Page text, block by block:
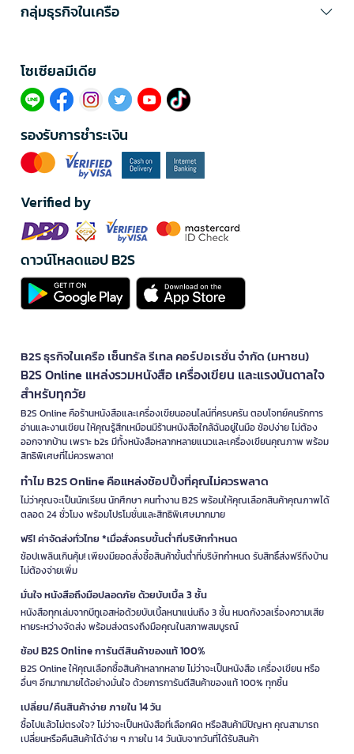
กลุ่มธุรกิจในเครือ
โซเซียลมีเดีย​
รองรับการชำระเงิน
Verified by
ดาวน์โหลดแอป B2S
B2S ธุรกิจในเครือ เซ็นทรัล รีเทล คอร์ปอเรชั่น จำกัด (มหาชน)
B2S Online แหล่งรวมหนังสือ เครื่องเขียน และแรงบันดาลใจ
สำหรับทุกวัย
B2S Online คือร้านหนังสือและเครื่องเขียนออนไลน์ที่ครบครัน ตอบโจทย์คนรักการ
อ่านและงานเขียน ให้คุณรู้สึกเหมือนมีร้านหนังสือใกล้ฉันอยู่ในมือ ช้อปง่าย ไม่ต้อง
ออกจากบ้าน เพราะ b2s มีทั้งหนังสือหลากหลายแนวและเครื่องเขียนคุณภาพ พร้อม
สิทธิพิเศษที่ไม่ควรพลาด!
ทำไม B2S Online คือแหล่งช้อปปิ้งที่คุณไม่ควรพลาด
ไม่ว่าคุณจะเป็นนักเรียน นักศึกษา คนทำงาน B2S พร้อมให้คุณเลือกสินค้าคุณภาพได้
ตลอด 24 ชั่วโมง พร้อมโปรโมชั่นและสิทธิพิเศษมากมาย
ฟรี! ค่าจัดส่งทั่วไทย *เมื่อสั่งครบขั้นต่ำที่บริษัทกำหนด
ช้อปเพลินเกินคุ้ม! เพียงมียอดสั่งซื้อสินค้าขั้นต่ำที่บริษัทกำหนด รับสิทธิ์ส่งฟรีถึงบ้าน
ไม่ต้องจ่ายเพิ่ม
มั่นใจ หนังสือถึงมือปลอดภัย ด้วยบับเบิ้ล 3 ชั้น
หนังสือทุกเล่มจากบีทูเอสห่อด้วยบับเบิ้ลหนาแน่นถึง 3 ชั้น หมดกังวลเรื่องความเสีย
หายระหว่างจัดส่ง พร้อมส่งตรงถึงมือคุณในสภาพสมบูรณ์
ช้อป B2S Online การันตีสินค้าของแท้ 100%
B2S Online ให้คุณเลือกซื้อสินค้าหลากหลาย ไม่ว่าจะเป็นหนังสือ เครื่องเขียน หรือ
อื่นๆ อีกมากมายได้อย่างมั่นใจ ด้วยการการันตีสินค้าของแท้ 100% ทุกชิ้น
เปลี่ยน/คืนสินค้าง่าย ภายใน 14 วัน
ซื้อไปแล้วไม่ตรงใจ? ไม่ว่าจะเป็นหนังสือที่เลือกผิด หรือสินค้ามีปัญหา คุณสามารถ
เปลี่ยนหรือคืนสินค้าได้ง่าย ๆ ภายใน 14 วันนับจากวันที่ได้รับสินค้า